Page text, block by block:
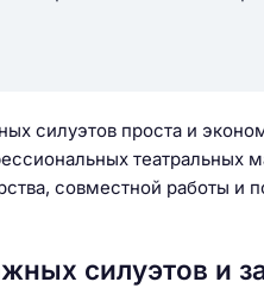
силуэтов проста и
театральных
совместной работы и
силуэтов и